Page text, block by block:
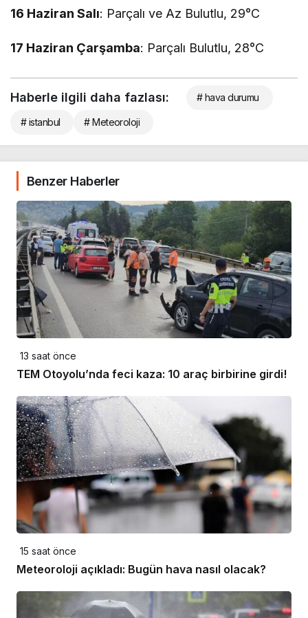
16 Haziran Salı: Parçalı ve Az Bulutlu, 29°C
17 Haziran Çarşamba: Parçalı Bulutlu, 28°C
Haberle ilgili daha fazlası: # hava durumu
# istanbul # Meteoroloji
Benzer Haberler
13 saat önce
TEM Otoyolu’nda feci kaza: 10 araç birbirine girdi!
15 saat önce
Meteoroloji açıkladı: Bugün hava nasıl olacak?